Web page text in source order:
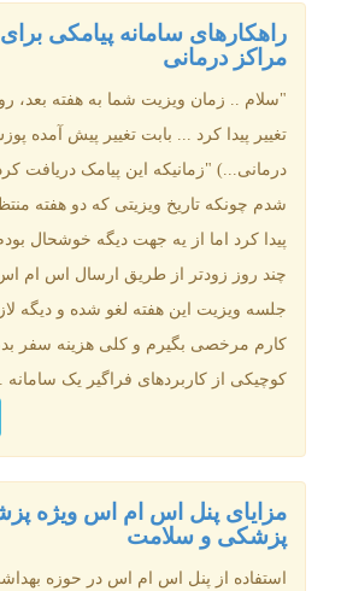
راهکارهای سامانه پیامکی
مراکز درمانی
تغییر پیدا کرد ... بابت تغییر پیش آمده
درمانی...) "زمانیکه این پیامک دریافت
شدم چونکه تاریخ ویزیتی که دو هفته
پیدا کرد اما از یه جهت دیگه خوشحال
چند روز زودتر از طریق ارسال اس ام
جلسه ویزیت این هفته لغو شده و دیگه
کارم مرخصی بگیرم و کلی هزینه سفر
کوچیکی از کاربردهای فراگیر یک سامانه
مزایای پنل اس ام اس ویژه
پزشکی و سلامت
استفاده از پنل اس ام اس در حوزه